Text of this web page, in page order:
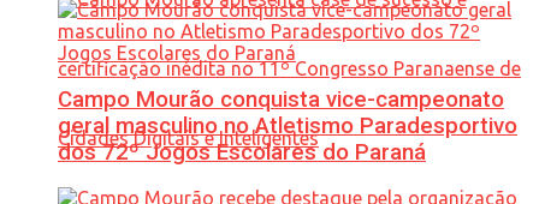
Campo Mourão conquista vice-campeonato
geral masculino no Atletismo Paradesportivo
dos 72º Jogos Escolares do Paraná